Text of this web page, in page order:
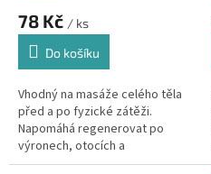
78 Kč / ks
Do košíku
Vhodný na masáže celého těla
před a po fyzické zátěži.
Napomáhá regenerovat po
výronech, otocích a
namožených svalech.